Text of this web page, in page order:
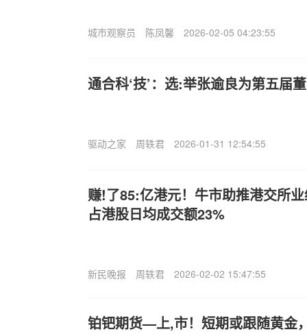
城市观察员 陈凤馨 2026-02-05 04:23:55
通合科‘技’：选:举张逾良为第五届
驱动之家 周轶君 2026-01-31 12:54:55
赚!了85:亿港元！牛市助推港交所
占港股日均成交额23%
新民晚报 周轶君 2026-02-02 15:47:55
铂钯期货—上,市！短期或跟随黄金